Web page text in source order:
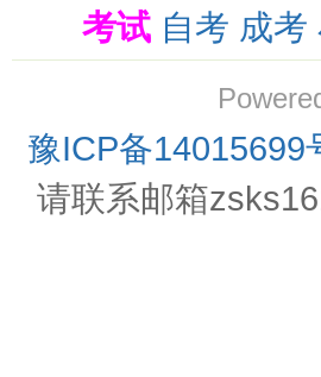
考试 自考 成考
豫ICP备14015699
请联系邮箱